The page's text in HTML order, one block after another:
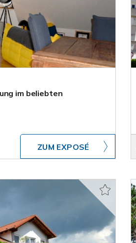
im beliebten
ZUM EXPOSÉ